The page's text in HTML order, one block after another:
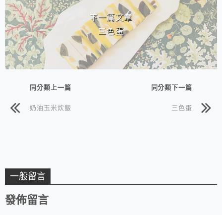
下一篇文章
三色蛋
同分類上一篇
奶油玉米炊飯
同分類下一篇
三色蛋
一般留言
發佈留言